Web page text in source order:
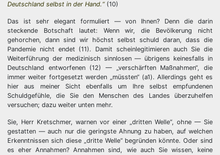
Deutschland selbst in der Hand.“(10)
Das ist sehr elegant formuliert — von Ihnen? Denn die darin
steckende Botschaft lautet: Wenn wir, die Bevölkerung nicht
gehorchen, dann sind wir höchst selbst schuld daran, dass die
Pandemie nicht endet (11). Damit scheinlegitimieren auch Sie die
Weiterführung der medizinisch sinnlosen — übrigens keinesfalls in
Deutschland entworfenen (12) — „verschärften Maßnahmen“, die
immer weiter fortgesetzt werden „müssten“ (a1). Allerdings geht es
hier aus meiner Sicht ebenfalls um Ihre selbst empfundenen
Schuldgefühle, die Sie den Menschen des Landes überzuhelfen
versuchen; dazu weiter unten mehr.
Sie, Herr Kretschmer, warnen vor einer „dritten Welle“, ohne — Sie
gestatten — auch nur die geringste Ahnung zu haben, auf welchen
Erkenntnissen sich diese „dritte Welle“ begründen könnte. Oder sind
es eher Annahmen? Annahmen sind, wie auch Sie wissen, keine